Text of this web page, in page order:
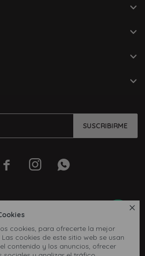

cookies, para ofrecerte la mejor
cookies de este sitio web se usan
contenido y los anuncios, ofrecer
SUSCRIBIRME
  